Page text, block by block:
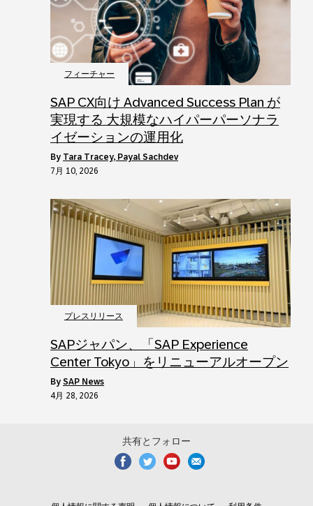
フィーチャー
SAP CX向け Advanced Success Plan が
実現する 大規模なハイパーパーソナラ
イゼーションの運用化
by Tara Tracey, Payal Sachdev
7月 10, 2026
プレスリリース
SAPジャパン、「SAP Experience
Center Tokyo」をリニューアルオープン
by SAP News
4月 28, 2026
共有とフォロー